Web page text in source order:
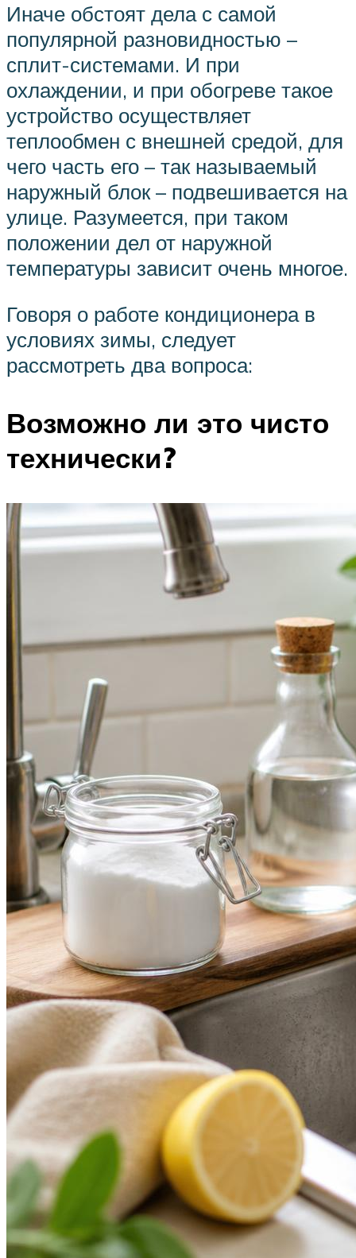
Иначе обстоят дела с самой
популярной разновидностью –
сплит-системами. И при
охлаждении, и при обогреве такое
устройство осуществляет
теплообмен с внешней средой, для
чего часть его – так называемый
наружный блок – подвешивается на
улице. Разумеется, при таком
положении дел от наружной
температуры зависит очень многое.
Говоря о работе кондиционера в
условиях зимы, следует
рассмотреть два вопроса:
Возможно ли это чисто
технически?